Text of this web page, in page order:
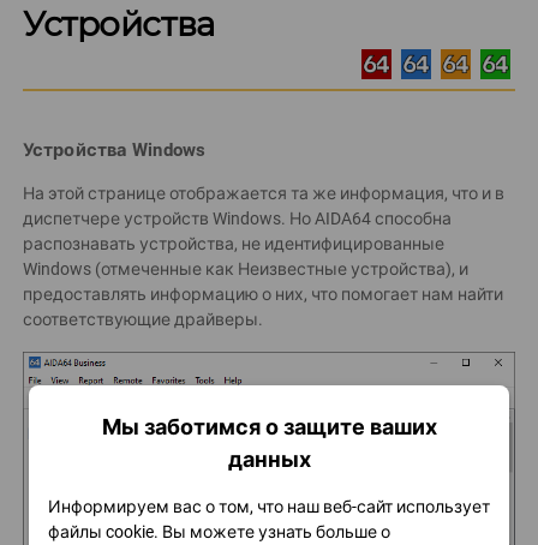
Устройства
Устройства Windows
На этой странице отображается та же информация, что и в
диспетчере устройств Windows. Но AIDA64 способна
распознавать устройства, не идентифицированные
Windows (отмеченные как Неизвестные устройства), и
предоставлять информацию о них, что помогает нам найти
соответствующие драйверы.
Мы заботимся о защите ваших
данных
Информируем вас о том, что наш веб-сайт использует
файлы cookie. Вы можете узнать больше о